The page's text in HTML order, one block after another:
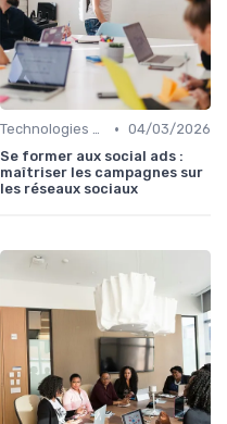
Technologies et informatique • 04/03/2026
Se former aux social ads :
maîtriser les campagnes sur
les réseaux sociaux